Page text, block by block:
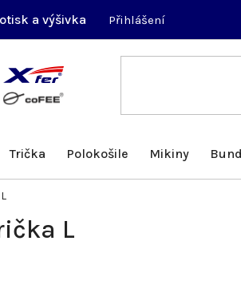
a výšivka Přihlášení
Trička Polokošile Mikiny
L